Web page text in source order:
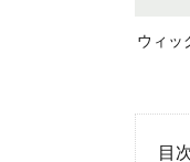
ウィッ
目